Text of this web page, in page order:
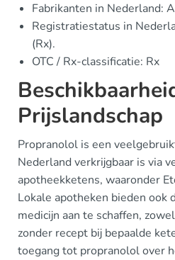
Fabrikanten in Nederland:
Registratiestatus in
(Rx).
OTC / Rx-classificatie: Rx
Prijslandschap
Propranolol is een
Nederland verkrijgbaar is via
apotheekketens, waaronder
Lokale apotheken bieden ook
medicijn aan te schaffen,
zonder recept bij bepaalde
toegang tot propranolol over